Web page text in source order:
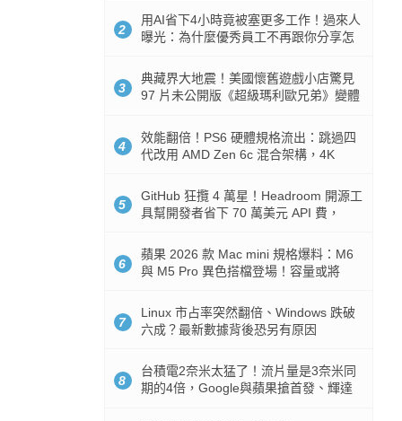
2
用AI省下4小時竟被塞更多工作！過來人
曝光：為什麼優秀員工不再跟你分享怎
3
典藏界大地震！美國懷舊遊戲小店驚見
97 片未公開版《超級瑪利歐兄弟》變體
4
效能翻倍！PS6 硬體規格流出：跳過四
代改用 AMD Zen 6c 混合架構，4K
5
GitHub 狂攬 4 萬星！Headroom 開源工
具幫開發者省下 70 萬美元 API 費，
6
蘋果 2026 款 Mac mini 規格爆料：M6
與 M5 Pro 異色搭檔登場！容量或將
7
Linux 市占率突然翻倍、Windows 跌破
六成？最新數據背後恐另有原因
8
台積電2奈米太猛了！流片量是3奈米同
期的4倍，Google與蘋果搶首發、輝達